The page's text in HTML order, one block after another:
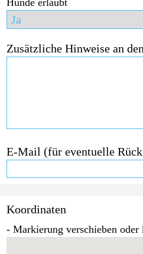
Zusätzliche Hinweise an
E-Mail (für eventuelle
Koordinaten
- Markierung verschieben oder